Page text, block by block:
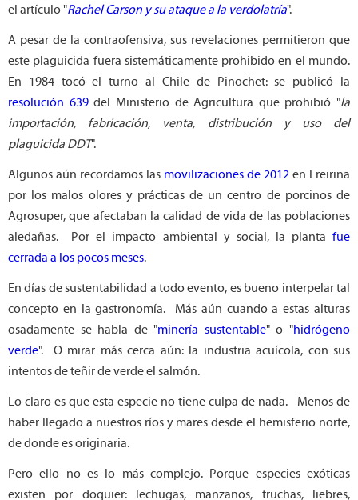
el artículo "Rachel Carson y su ataque a la verdolatría".
A pesar de la contraofensiva, sus revelaciones permitieron que
este plaguicida fuera sistemáticamente prohibido en el mundo.
En 1984 tocó el turno al Chile de Pinochet: se publicó la
resolución 639del Ministerio de Agricultura que prohibió "la
importación, fabricación, venta, distribución y uso del
plaguicida DDT".
Algunos aún recordamos las movilizaciones de 2012 en Freirina
por los malos olores y prácticas de un centro de porcinos de
Agrosuper, que afectaban la calidad de vida de las poblaciones
aledañas. Por el impacto ambiental y social, la planta fue
cerrada a los pocos meses.
En días de sustentabilidad a todo evento, es bueno interpelar tal
concepto en la gastronomía. Más aún cuando a estas alturas
osadamente se habla de "minería sustentable" o "hidrógeno
verde". O mirar más cerca aún: la industria acuícola, con sus
intentos de teñir de verde el salmón.
Lo claro es que esta especie no tiene culpa de nada. Menos de
haber llegado a nuestros ríos y mares desde el hemisferio norte,
de donde es originaria.
Pero ello no es lo más complejo. Porque especies exóticas
existen por doquier: lechugas, manzanos, truchas, liebres,